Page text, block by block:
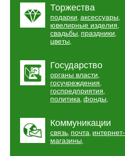
Торжества
подарки, аксессуары,
ювелирные изделия,
свадьбы, праздники,
цветы,
Государство
органы власти,
госучреждения,
госпредприятия,
политика, фонды,
Коммуникации
связь, почта, интернет-
магазины,